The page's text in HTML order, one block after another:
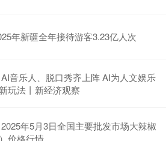
年新疆全年接待游客3.23亿人次
音乐人、脱口秀齐上阵 AI为人文娱乐
玩法丨新经济观察
年5月3日全国主要批发市场大辣椒
价格行情